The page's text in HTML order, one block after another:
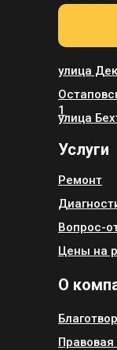
улица
1
О
Услуги
Ремонт
Вопрос-
Цены на
улица